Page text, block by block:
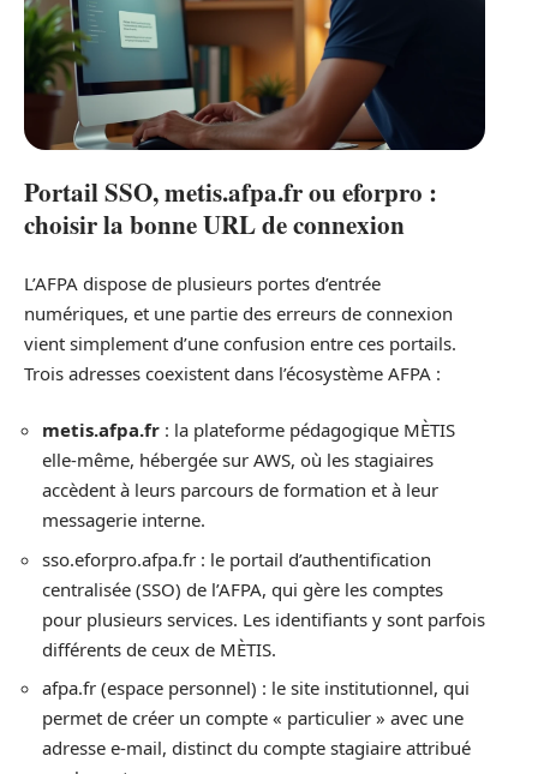
Portail SSO, metis.afpa.fr ou eforpro :
choisir la bonne URL de connexion
L’AFPA dispose de plusieurs portes d’entrée
numériques, et une partie des erreurs de connexion
vient simplement d’une confusion entre ces portails.
Trois adresses coexistent dans l’écosystème AFPA :
metis.afpa.fr : la plateforme pédagogique MÈTIS
elle-même, hébergée sur AWS, où les stagiaires
accèdent à leurs parcours de formation et à leur
messagerie interne.
sso.eforpro.afpa.fr : le portail d’authentification
centralisée (SSO) de l’AFPA, qui gère les comptes
pour plusieurs services. Les identifiants y sont parfois
différents de ceux de MÈTIS.
afpa.fr (espace personnel) : le site institutionnel, qui
permet de créer un compte « particulier » avec une
adresse e-mail, distinct du compte stagiaire attribué